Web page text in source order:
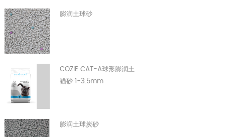
膨润土球砂
COZIE CAT-A球形膨润土
猫砂 1-3.5mm
膨润土球炭砂